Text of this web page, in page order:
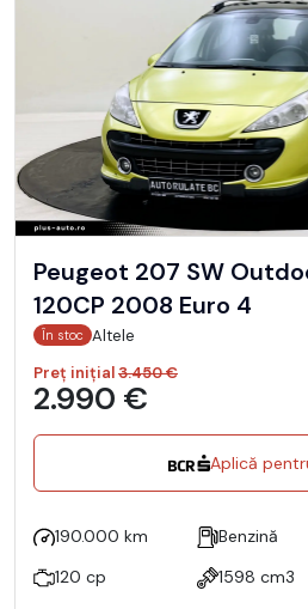
Peugeot 207 SW
120CP 2008 Euro 4
În stoc Altele
Preț inițial3.450 €
2.990 €
Aplică
190.000 km Benzină
120 cp
1598 cm3